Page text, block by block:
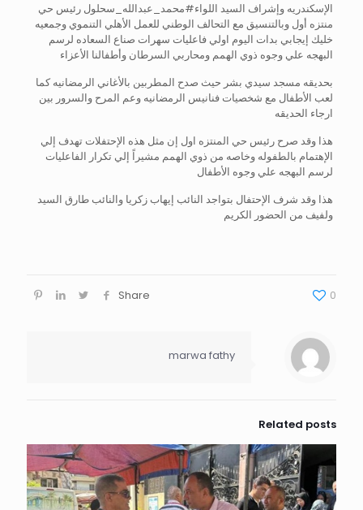
الإسكندريه وإشراف السيد اللواء#محمد_عبدالله_سحلول رئيس حي
منتزه أول وبالتنسيق مع التحالف الوطني للعمل الأهلي التنموي وجمعيه
خليك إيجابي بدات اليوم اولي فاعليات سهرات صناع السعاده لرسم
البهجه علي وجوه ذوي الهمم ومحاربي السرطان وأطفالنا الأعزاء
بحديقه مسجد سيدي بشر حيث صدح المطربين بالأغاني الرمضانيه كما
لعب الأطفال مع شخصيات فنانيس الرمضانيه وعم المرح والسرور بين
ارجاء الحديقه
هذا وقد صرح رئيس حي المنتزه اول إن مثل هذه الإحتفلات تهدف إلي
الإهتمام بالطفوله وخاصه من ذوي الهمم مشيراً إلي تكرار الفاعليات
لرسم البهجه علي وجوه الأطفال
هذا وقد شرف الإحتفال بتواجد النائب إيهاب زكريا والنائب طارق السيد
ولفيف من الحضور الكريم
Share 0
marwa fathy
Related posts